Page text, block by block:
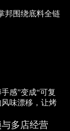
邦围绕底料全链
感”变成“可复
味漂移，让烤
多店经营